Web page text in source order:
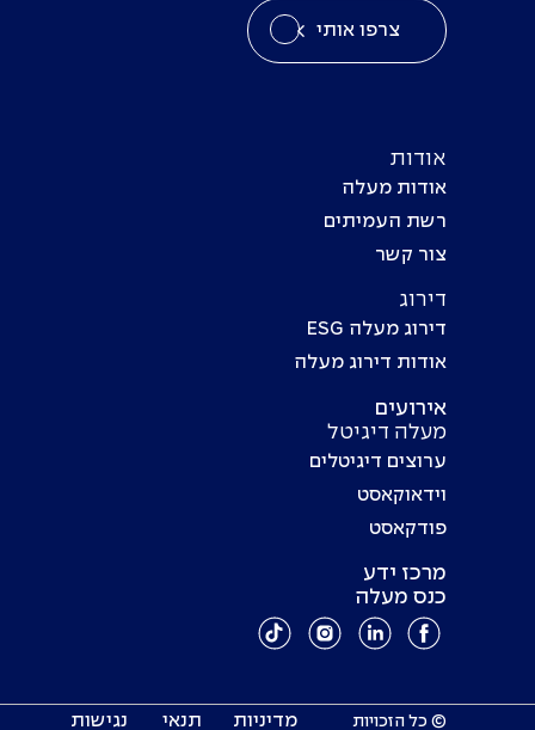
צרפו אותי
אודות
אודות מעלה
רשת העמיתים
צור קשר
דירוג
דירוג מעלה ESG
אודות דירוג מעלה
אירועים
מעלה דיגיטל
ערוצים דיגיטלים
וידאוקאסט
פודקאסט
מרכז ידע
כנס מעלה
© כל הזכויות מדיניות תנאי נגישות